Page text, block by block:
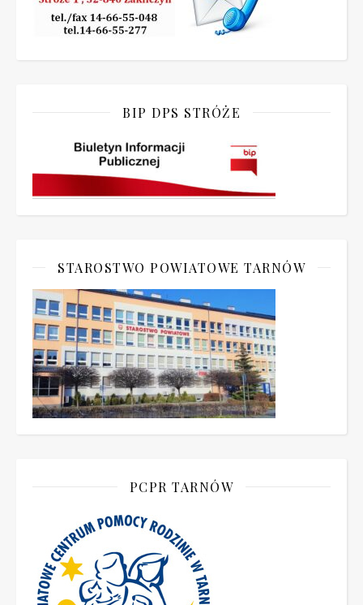
BIP DPS STRÓŻE
STAROSTWO POWIATOWE TARNÓW
PCPR TARNÓW